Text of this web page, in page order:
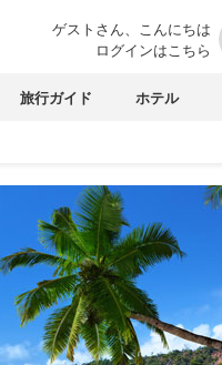
ゲストさん、こんにちは
ログインはこちら
旅行ガイド ホテル